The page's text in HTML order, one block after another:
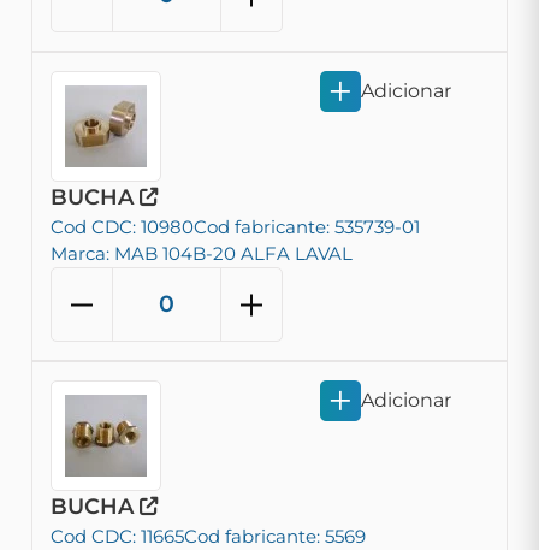
BUCHA
Cod CDC: 10980Cod fabricante: 535739-01
Marca: MAB 104B-20 ALFA LAVAL
Adicionar
BUCHA
Cod CDC: 11665Cod fabricante: 5569
Adicionar